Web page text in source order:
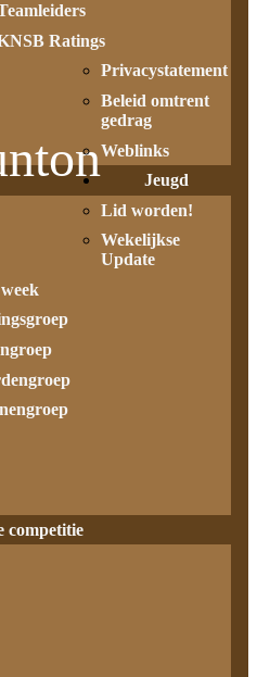
Ratings
Privacystatement
Beleid omtrent
gedrag
Weblinks
Jeugd
Lid worden!
Wekelijkse
Update
competitie